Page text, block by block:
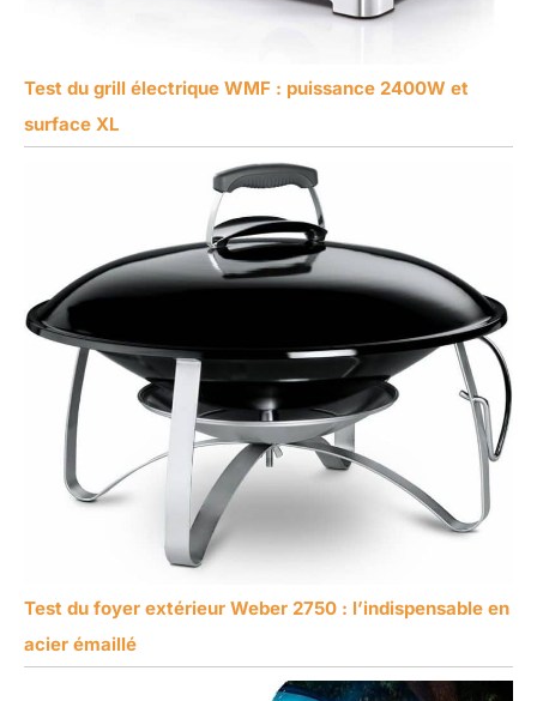
Test du grill électrique WMF : puissance 2400W et
surface XL
Test du foyer extérieur Weber 2750 : l’indispensable en
acier émaillé